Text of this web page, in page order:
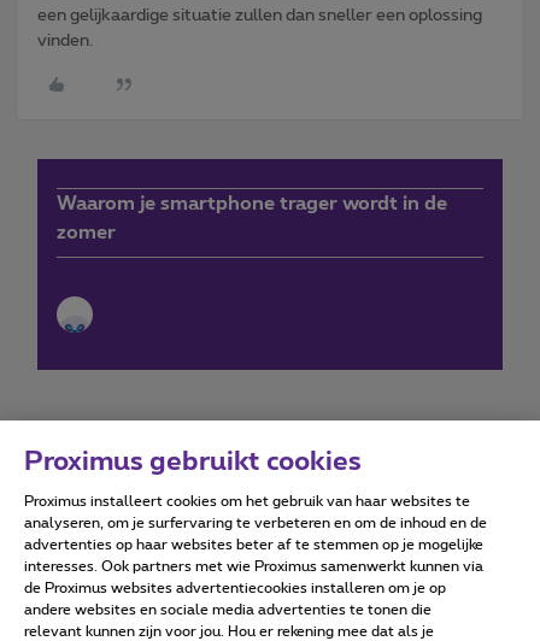
een gelijkaardige situatie zullen dan sneller een oplossing
vinden.
Waarom je smartphone trager wordt in de
zomer
Forumvoorwaarden Accessibility statement
Proximus gebruikt cookies
Proximus installeert cookies om het gebruik van haar websites te
analyseren, om je surfervaring te verbeteren en om de inhoud en de
advertenties op haar websites beter af te stemmen op je mogelijke
interesses. Ook partners met wie Proximus samenwerkt kunnen via
de Proximus websites advertentiecookies installeren om je op
andere websites en sociale media advertenties te tonen die
relevant kunnen zijn voor jou. Hou er rekening mee dat als je